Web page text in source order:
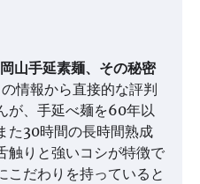
山手延素麺、その秘密
の情報から直接的な評判
が、手延べ麺を60年以
た30時間の長時間熟成
触りと強いコシが特徴で
こだわりを持っていると